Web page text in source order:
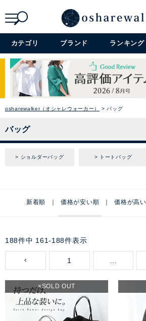
カテゴリ ブランド ランキング
osharewalker（オシャレウォーカー） バッグ
バッグ
ショルダーバッグ トートバッグ
新着順 価格が安い順 価格が高
188件中 161-188件表示
1
SOLD OUT